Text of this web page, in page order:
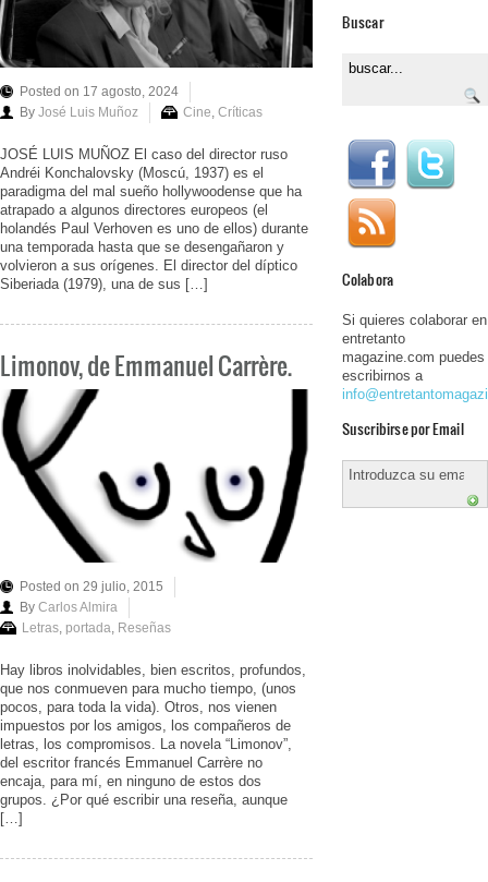
Posted on 17 agosto, 2024
By José Luis Muñoz Cine, Críticas
JOSÉ LUIS MUÑOZ El caso del director ruso
Andréi Konchalovsky (Moscú, 1937) es el
paradigma del mal sueño hollywoodense que ha
atrapado a algunos directores europeos (el
holandés Paul Verhoven es uno de ellos) durante
una temporada hasta que se desengañaron y
volvieron a sus orígenes. El director del díptico
Siberiada (1979), una de sus […]
Limonov, de Emmanuel Carrère.
Posted on 29 julio, 2015
By Carlos Almira
Letras, portada, Reseñas
Hay libros inolvidables, bien escritos, profundos,
que nos conmueven para mucho tiempo, (unos
pocos, para toda la vida). Otros, nos vienen
impuestos por los amigos, los compañeros de
letras, los compromisos. La novela “Limonov”,
del escritor francés Emmanuel Carrère no
encaja, para mí, en ninguno de estos dos
grupos. ¿Por qué escribir una reseña, aunque
[…]
Buscar
Colabora
Si quieres colaborar en
entretanto
magazine.com puedes
escribirnos a
Suscribirse por Email